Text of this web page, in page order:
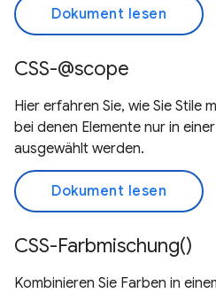
Dokument lesen
CSS-@scope
Hier erfahren Sie, wie Sie Stile
bei denen Elemente nur in
ausgewählt werden.
Dokument lesen
CSS-Farbmischung()
Kombinieren Sie Farben in